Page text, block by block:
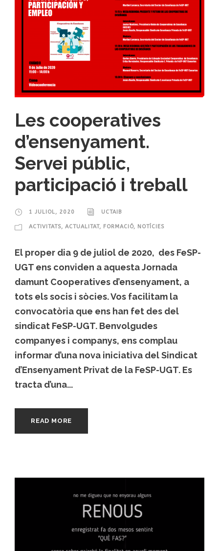
Les cooperatives
d’ensenyament.
Servei públic,
participació i treball
1 JULIOL, 2020 UCTAIB
ACTIVITATS, ACTUALITAT, FORMACIÓ, NOTÍCIES
El proper dia 9 de juliol de 2020, des FeSP-
UGT ens conviden a aquesta Jornada
damunt Cooperatives d’ensenyament, a
tots els socis i sòcies. Vos facilitam la
convocatòria que ens han fet des del
sindicat FeSP-UGT. Benvolgudes
companyes i companys, ens complau
informar d’una nova iniciativa del Sindicat
d’Ensenyament Privat de la FeSP-UGT. Es
tracta d’una...
READ MORE